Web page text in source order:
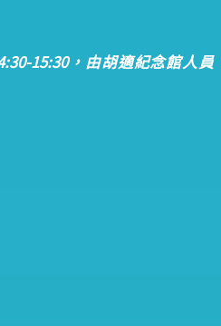
15:30，由胡適紀念館人員